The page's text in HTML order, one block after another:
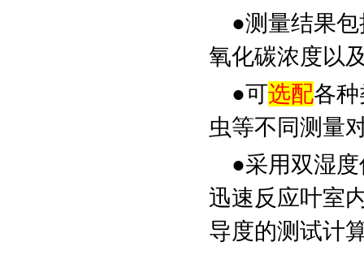
●测量结果
氧化碳浓度以
●可选配各
虫等不同测量
●采用双湿
迅速反应叶室
导度的测试计